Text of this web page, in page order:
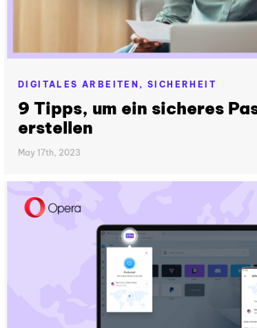
DIGITALES ARBEITEN, SICHERHEIT
9 Tipps, um ein sicheres
erstellen
May 17th, 2023